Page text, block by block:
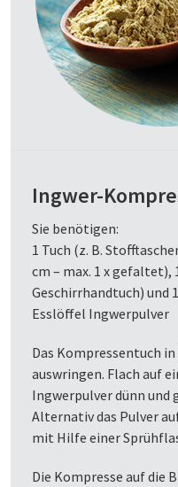
Ingwer-
Sie benötigen:
1 Tuch (z. B.
cm – max. 1 x gefaltet),
Geschirrhandtuch) und
Esslöffel Ingwerpulver
Das Kompressentuch
auswringen. Flach auf
Ingwerpulver dünn und
Alternativ das Pulver
mit Hilfe einer
Die Kompresse auf die